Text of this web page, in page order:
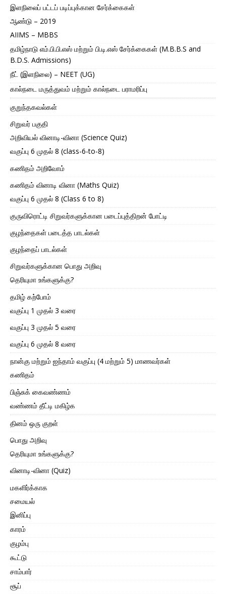
இளநிலைப் பட்டப் படிப்புக்கான சேர்க்கைகள்
ஆண்டு – 2019
AIIMS – MBBS
தமிழ்நாடு எம்.பி.பி.எஸ் மற்றும் பி.டி.எஸ் சேர்க்கைகள் (M.B.B.S and
B.D.S. Admissions)
நீட் (இளநிலை) – NEET (UG)
கால்நடை மருத்துவம் மற்றும் கால்நடை பராமரிப்பு
குறுந்தகவல்கள்
சிறுவர் பகுதி
அறிவியல் வினாடி-வினா (Science Quiz)
வகுப்பு 6 முதல் 8 (class-6-to-8)
கணிதம் அறிவோம்
கணிதம் வினாடி வினா (Maths Quiz)
வகுப்பு 6 முதல் 8 (Class 6 to 8)
குருவிரொட்டி சிறுவர்களுக்கான படைப்புத்திறன் போட்டி
குழந்தைகள் படைத்த பாடல்கள்
குழந்தைப் பாடல்கள்
சிறுவர்களுக்கான பொது அறிவு
தெரியுமா உங்களுக்கு?
தமிழ் கற்போம்
வகுப்பு 1 முதல் 3 வரை
வகுப்பு 3 முதல் 5 வரை
வகுப்பு 6 முதல் 8 வரை
நான்கு மற்றும் ஐந்தாம் வகுப்பு (4 மற்றும் 5) மாணவர்கள்
கணிதம்
பிஞ்சுக் கைவண்ணம்
வண்ணம் தீட்டி மகிழ்க
தினம் ஒரு குறள்
பொது அறிவு
தெரியுமா உங்களுக்கு?
வினாடி-வினா (Quiz)
மகளிர்க்காக
சமையல்
இனிப்பு
காரம்
குழம்பு
கூட்டு
சாம்பார்
சூப்